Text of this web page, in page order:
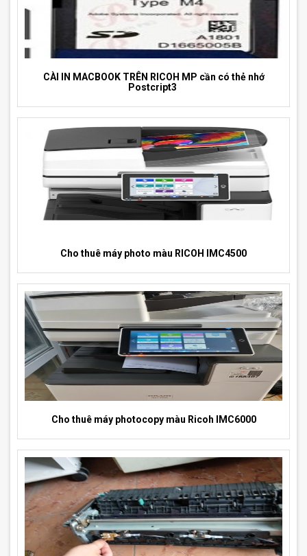
CÀI IN MACBOOK TRÊN RICOH MP cần có thẻ nhớ
Postcript3
Cho thuê máy photo màu RICOH IMC4500
Cho thuê máy photocopy màu Ricoh IMC6000